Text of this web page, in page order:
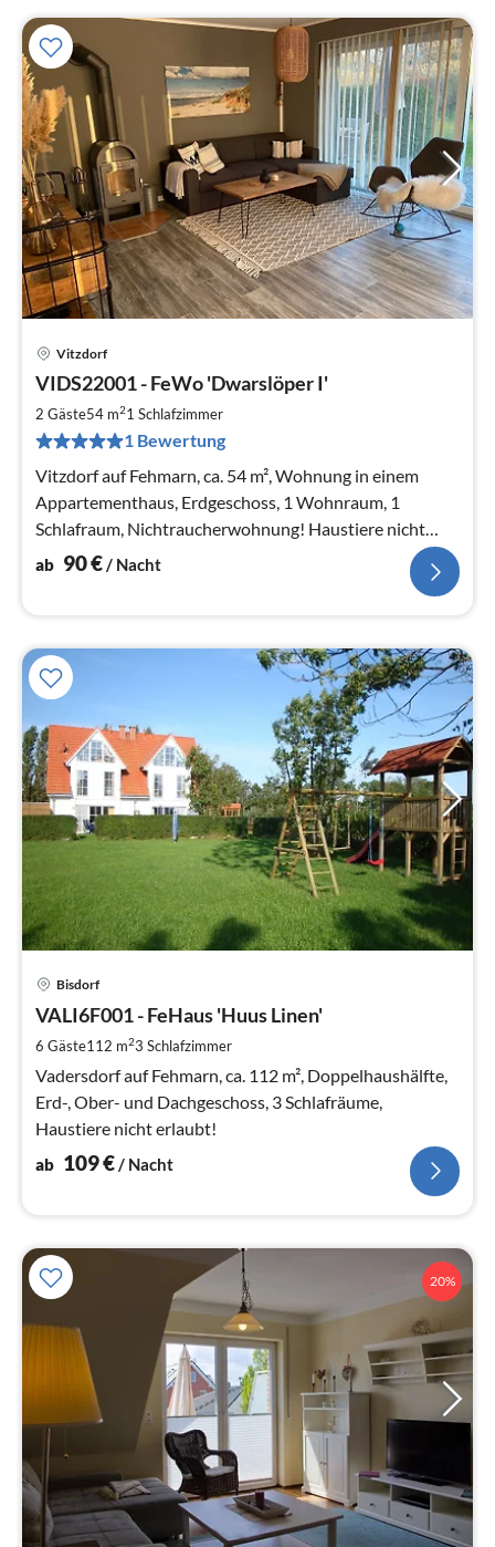
Vitzdorf
VIDS22001 - FeWo 'Dwarslöper I'
2 Gäste54 m21 Schlafzimmer
1 Bewertung
Vitzdorf auf Fehmarn, ca. 54 m², Wohnung in einem
Appartementhaus, Erdgeschoss, 1 Wohnraum, 1
Schlafraum, Nichtraucherwohnung! Haustiere nicht
erlaubt!
ab 90€/ Nacht
Bisdorf
VALI6F001 - FeHaus 'Huus Linen'
6 Gäste112 m23 Schlafzimmer
Vadersdorf auf Fehmarn, ca. 112 m², Doppelhaushälfte,
Erd-, Ober- und Dachgeschoss, 3 Schlafräume,
Haustiere nicht erlaubt!
ab 109€/ Nacht
20%